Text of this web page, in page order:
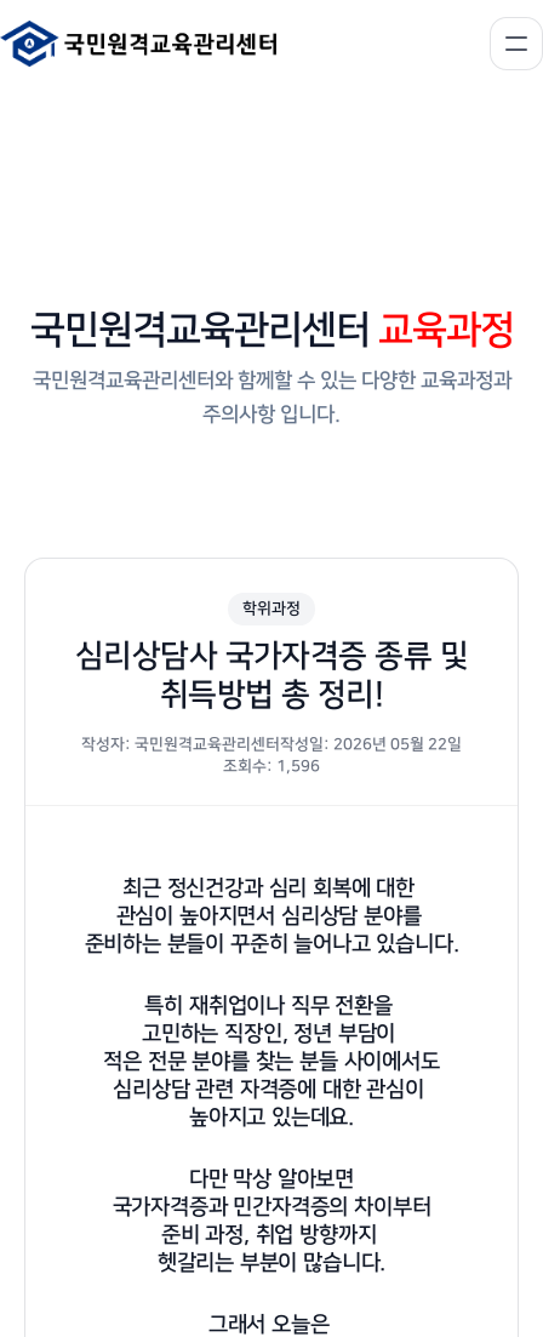
국민원격교육관리센터 교육과정
국민원격교육관리센터와 함께할 수 있는 다양한 교육과정과
주의사항 입니다.
학위과정
심리상담사 국가자격증 종류 및
취득방법 총 정리!
작성자: 국민원격교육관리센터 작성일: 2026년 05월 22일
조회수: 1,596
최근 정신건강과 심리 회복에 대한
관심이 높아지면서 심리상담 분야를
준비하는 분들이 꾸준히 늘어나고 있습니다.
특히 재취업이나 직무 전환을
고민하는 직장인, 정년 부담이
적은 전문 분야를 찾는 분들 사이에서도
심리상담 관련 자격증에 대한 관심이
높아지고 있는데요.
다만 막상 알아보면
국가자격증과 민간자격증의 차이부터
준비 과정, 취업 방향까지
헷갈리는 부분이 많습니다.
그래서 오늘은